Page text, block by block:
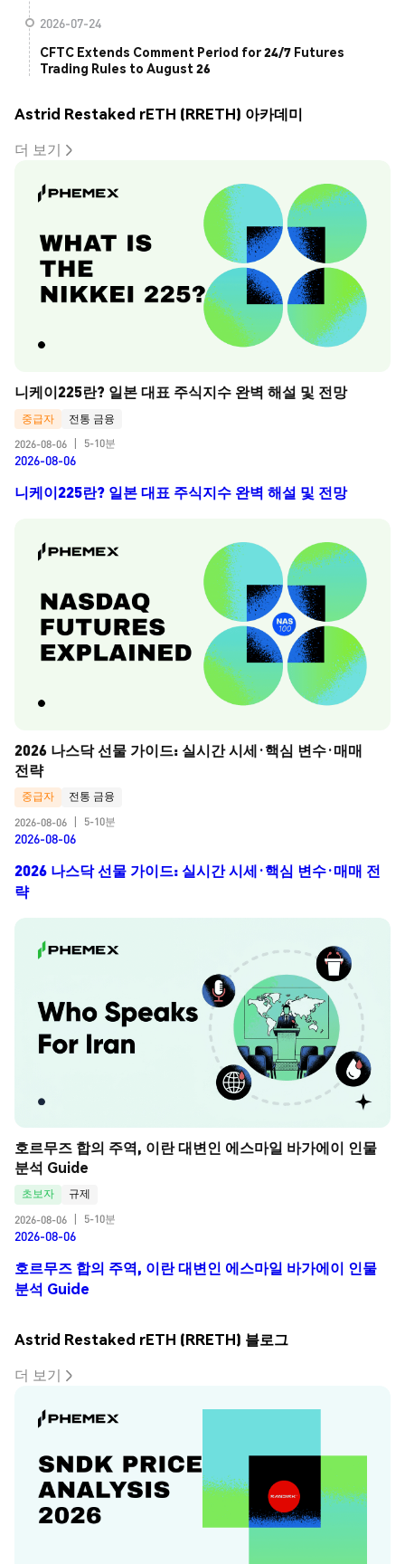
2026-07-24
CFTC Extends Comment Period for 24/7 Futures
Trading Rules to August 26
Astrid Restaked rETH (RRETH) 아카데미
더 보기
니케이225란? 일본 대표 주식지수 완벽 해설 및 전망
중급자
전통 금융
2026-08-06
5-10분
2026-08-06
니케이225란? 일본 대표 주식지수 완벽 해설 및 전망
2026 나스닥 선물 가이드: 실시간 시세·핵심 변수·매매
전략
중급자
전통 금융
2026-08-06
5-10분
2026-08-06
2026 나스닥 선물 가이드: 실시간 시세·핵심 변수·매매 전
략
호르무즈 합의 주역, 이란 대변인 에스마일 바가에이 인물
분석 Guide
초보자
규제
2026-08-06
5-10분
2026-08-06
호르무즈 합의 주역, 이란 대변인 에스마일 바가에이 인물
분석 Guide
Astrid Restaked rETH (RRETH) 블로그
더 보기